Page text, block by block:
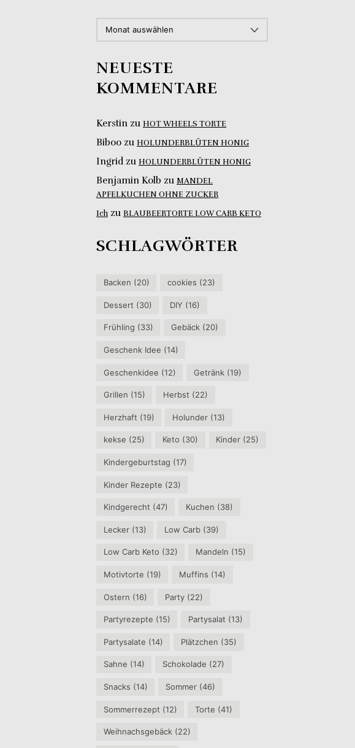
NEUESTE
KOMMENTARE
Kerstin zu HOT WHEELS TORTE
Biboo zu HOLUNDERBLÜTEN HONIG
Ingrid zu HOLUNDERBLÜTEN HONIG
Benjamin Kolb zu MANDEL
APFELKUCHEN OHNE ZUCKER
Ich zu BLAUBEERTORTE LOW CARB KETO
SCHLAGWÖRTER
Backen (20) cookies (23)
Dessert (30) DIY (16)
Frühling (33) Gebäck (20)
Geschenk Idee (14)
Geschenkidee (12) Getränk (19)
Grillen (15) Herbst (22)
Herzhaft (19) Holunder (13)
kekse (25) Keto (30) Kinder (25)
Kindergeburtstag (17)
Kinder Rezepte (23)
Kindgerecht (47) Kuchen (38)
Lecker(13) Low Carb (39)
Low Carb Keto (32) Mandeln (15)
Motivtorte (19) Muffins (14)
Ostern (16) Party (22)
Partyrezepte (15) Partysalat (13)
Partysalate (14) Plätzchen (35)
Sahne (14) Schokolade (27)
Snacks (14) Sommer (46)
Sommerrezept (12) Torte (41)
Weihnachsgebäck(22)